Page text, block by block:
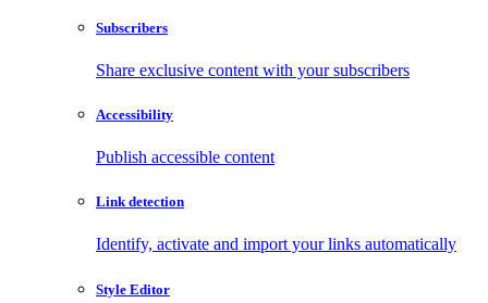
Subscribers
Share exclusive content with your subscribers
Accessibility
Publish accessible content
Link detection
Identify, activate and import your links automatically
Style Editor